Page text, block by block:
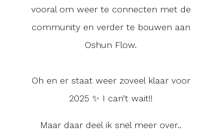
vooral om weer te connecten met de
community en verder te bouwen aan
Oshun Flow.
Oh en er staat weer zoveel klaar voor
2025 ✨ I can’t wait!!
Maar daar deel ik snel meer over..